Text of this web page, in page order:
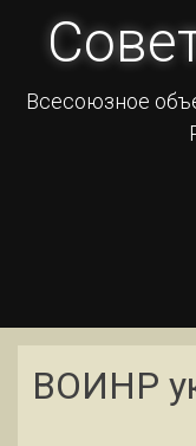
Всесоюзное
ВОИНР